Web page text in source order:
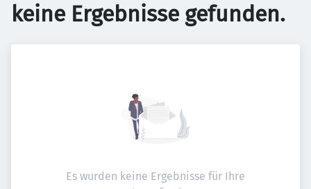
keine Ergebnisse gefunden.
Es wurden keine Ergebnisse für Ihre